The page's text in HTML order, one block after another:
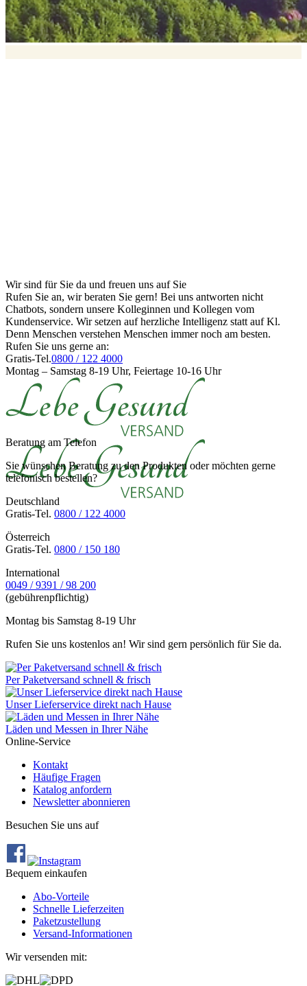
Wir sind für Sie da und freuen uns auf Sie
Rufen Sie an, wir beraten Sie gern! Bei uns antworten nicht
Chatbots, sondern unsere Kolleginnen und Kollegen vom
Kundenservice. Wir setzen auf herzliche Intelligenz statt auf Kl.
Denn Menschen verstehen Menschen immer noch am besten.
Rufen Sie uns gerne an:
Gratis-Tel.0800 / 122 4000
Montag – Samstag 8-19 Uhr, Feiertage 10-16 Uhr
Beratung am Telefon
Sie wünschen Beratung zu den Produkten oder möchten gerne
telefonisch bestellen?
Deutschland
Gratis-Tel. 0800 / 122 4000
Österreich
Gratis-Tel. 0800 / 150 180
International
0049 / 9391 / 98 200
(gebührenpflichtig)
Montag bis Samstag 8-19 Uhr
Rufen Sie uns kostenlos an! Wir sind gern persönlich für Sie da.
Per Paketversand schnell & frisch
Unser Lieferservice direkt nach Hause
Läden und Messen in Ihrer Nähe
Online-Service
Kontakt
Häufige Fragen
Katalog anfordern
Newsletter abonnieren
Besuchen Sie uns auf
Bequem einkaufen
Abo‐Vorteile
Schnelle Lieferzeiten
Paketzustellung
Versand‐Informationen
Wir versenden mit: